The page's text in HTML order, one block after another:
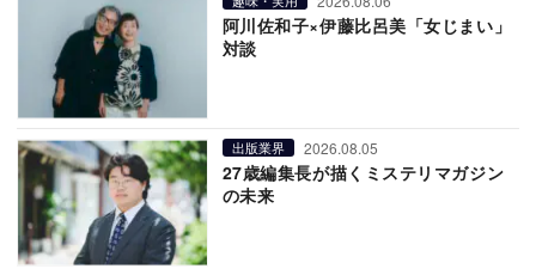
阿川佐和子×伊藤比呂美「女じまい」
対談
出版業界 2026.08.05
27歳編集長が描くミステリマガジン
の未来